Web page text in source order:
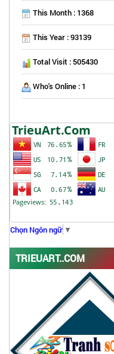
This Month : 1368
This Year : 93139
Total Visit : 505430
Who's Online : 1
Chọn Ngôn ngữ ▼
TRIEUART..COM